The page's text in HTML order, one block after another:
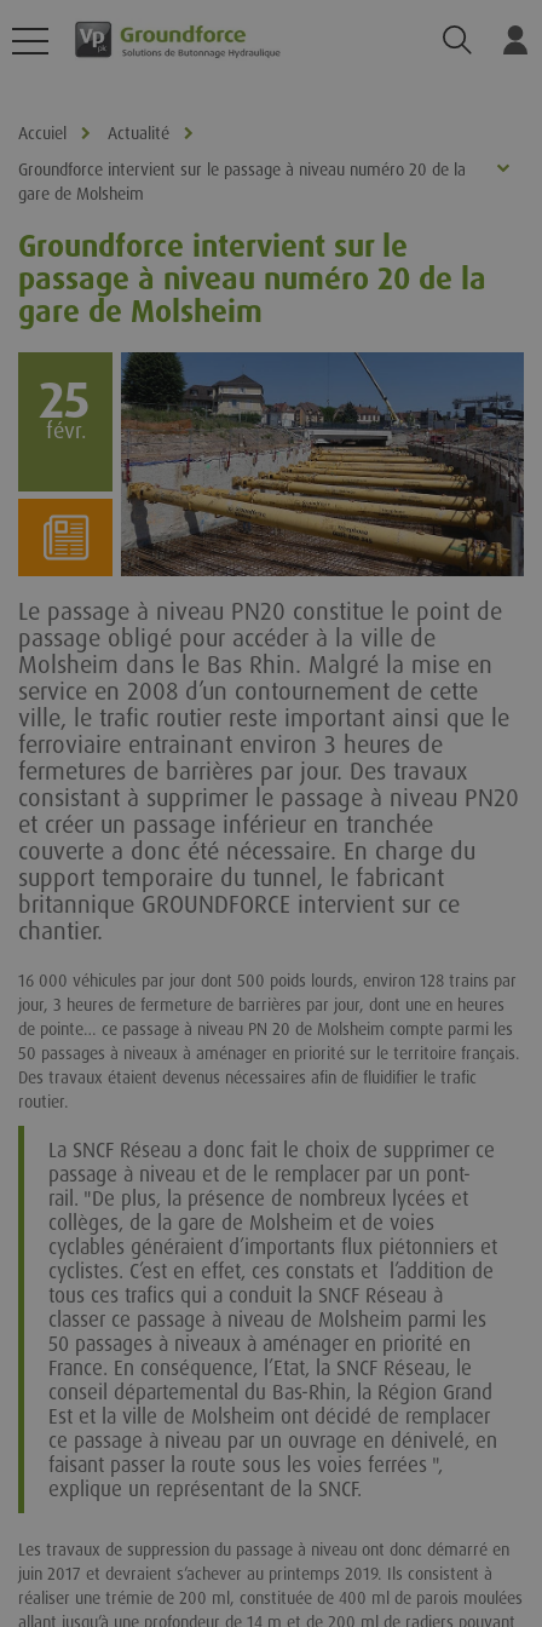
Accuiel
Actualité
Groundforce intervient sur le passage à niveau numéro 20 de la
gare de Molsheim
Groundforce intervient sur le
passage à niveau numéro 20 de la
gare de Molsheim
25
févr.
Le passage à niveau PN20 constitue le point de
passage obligé pour accéder à la ville de
Molsheim dans le Bas Rhin. Malgré la mise en
service en 2008 d’un contournement de cette
ville, le trafic routier reste important ainsi que le
ferroviaire entrainant environ 3 heures de
fermetures de barrières par jour. Des travaux
consistant à supprimer le passage à niveau PN20
et créer un passage inférieur en tranchée
couverte a donc été nécessaire. En charge du
support temporaire du tunnel, le fabricant
britannique GROUNDFORCE intervient sur ce
chantier.
16 000 véhicules par jour dont 500 poids lourds, environ 128 trains par
jour, 3 heures de fermeture de barrières par jour, dont une en heures
de pointe… ce passage à niveau PN 20 de Molsheim compte parmi les
50 passages à niveaux à aménager en priorité sur le territoire français.
Des travaux étaient devenus nécessaires afin de fluidifier le trafic
routier.
La SNCF Réseau a donc fait le choix de supprimer ce
passage à niveau et de le remplacer par un pont-
rail. "De plus, la présence de nombreux lycées et
collèges, de la gare de Molsheim et de voies
cyclables généraient d’importants flux piétonniers et
cyclistes. C’est en effet, ces constats et l’addition de
tous ces trafics qui a conduit la SNCF Réseau à
classer ce passage à niveau de Molsheim parmi les
50 passages à niveaux à aménager en priorité en
France. En conséquence, l’Etat, la SNCF Réseau, le
conseil départemental du Bas-Rhin, la Région Grand
Est et la ville de Molsheim ont décidé de remplacer
ce passage à niveau par un ouvrage en dénivelé, en
faisant passer la route sous les voies ferrées ",
explique un représentant de la SNCF.
Les travaux de suppression du passage à niveau ont donc démarré en
juin 2017 et devraient s’achever au printemps 2019. Ils consistent à
réaliser une trémie de 200 ml, constituée de 400 ml de parois moulées
allant jusqu’à une profondeur de 14 m et de 200 ml de radiers pouvant